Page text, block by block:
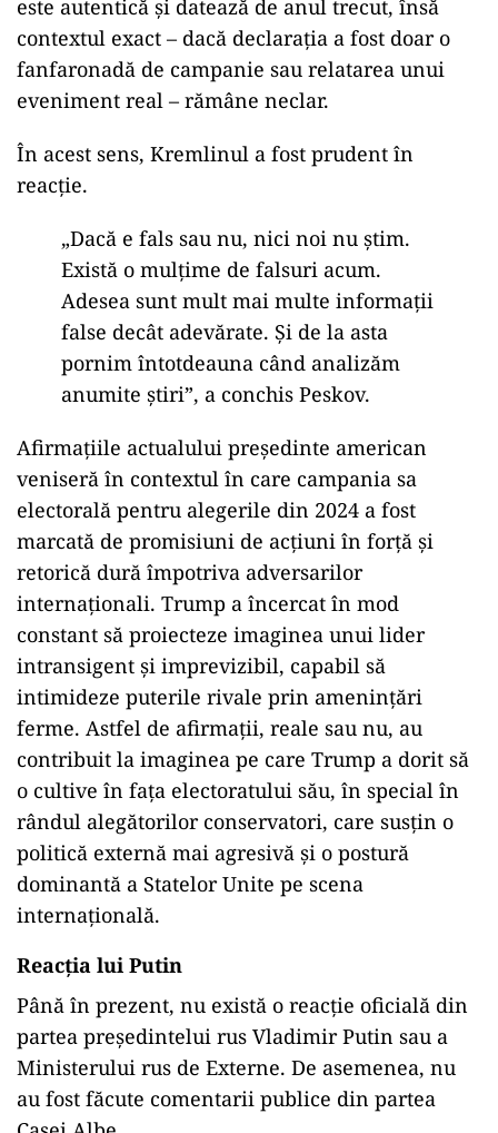
este autentică și datează de anul trecut, însă
contextul exact – dacă declarația a fost doar o
fanfaronadă de campanie sau relatarea unui
eveniment real – rămâne neclar.
În acest sens, Kremlinul a fost prudent în
reacție.
„Dacă e fals sau nu, nici noi nu știm.
Există o mulțime de falsuri acum.
Adesea sunt mult mai multe informații
false decât adevărate. Și de la asta
pornim întotdeauna când analizăm
anumite știri”, a conchis Peskov.
Afirmațiile actualului președinte american
veniseră în contextul în care campania sa
electorală pentru alegerile din 2024 a fost
marcată de promisiuni de acțiuni în forță și
retorică dură împotriva adversarilor
internaționali. Trump a încercat în mod
constant să proiecteze imaginea unui lider
intransigent și imprevizibil, capabil să
intimideze puterile rivale prin amenințări
ferme. Astfel de afirmații, reale sau nu, au
contribuit la imaginea pe care Trump a dorit să
o cultive în fața electoratului său, în special în
rândul alegătorilor conservatori, care susțin o
politică externă mai agresivă și o postură
dominantă a Statelor Unite pe scena
internațională.
Reacția lui Putin
Până în prezent, nu există o reacție oficială din
partea președintelui rus Vladimir Putin sau a
Ministerului rus de Externe. De asemenea, nu
au fost făcute comentarii publice din partea